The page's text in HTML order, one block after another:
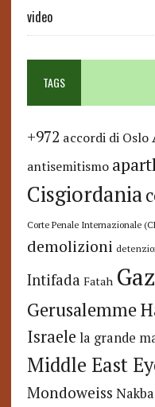
video
TAGS
+972 accordi di Oslo
antisemitismo
Cisgiordania
Corte Penale Internazionale
demolizioni
Intifada Fatah
Gerusalemme
Israele la grande
Middle East
Mondoweiss Nakba